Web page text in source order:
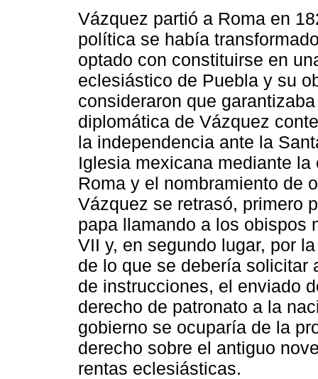
Vázquez partió a Roma en
política se había
optado con constituirse en
eclesiástico de Puebla y su
consideraron que
diplomática de Vázquez
la independencia ante la
Iglesia mexicana mediante
Roma y el nombramiento de
Vázquez se retrasó, primero
papa llamando a los obispos
VII y, en segundo lugar, por
de lo que se debería solicitar
de instrucciones, el enviado
derecho de patronato a la
gobierno se ocuparía de la
derecho sobre el antiguo
rentas eclesiásticas.